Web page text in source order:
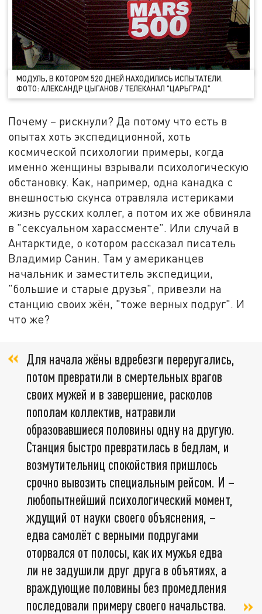
МОДУЛЬ, В КОТОРОМ 520 ДНЕЙ НАХОДИЛИСЬ ИСПЫТАТЕЛИ.
ФОТО: АЛЕКСАНДР ЦЫГАНОВ / ТЕЛЕКАНАЛ "ЦАРЬГРАД"
Почему – рискнули? Да потому что есть в
опытах хоть экспедиционной, хоть
космической психологии примеры, когда
именно женщины взрывали психологическую
обстановку. Как, например, одна канадка с
внешностью скунса отравляла истериками
жизнь русских коллег, а потом их же обвиняла
в "сексуальном харассменте". Или случай в
Антарктиде, о котором рассказал писатель
Владимир Санин. Там у американцев
начальник и заместитель экспедиции,
"большие и старые друзья", привезли на
станцию своих жён, "тоже верных подруг". И
что же?
Для начала жёны вдребезги переругались,
потом превратили в смертельных врагов
своих мужей и в завершение, расколов
пополам коллектив, натравили
образовавшиеся половины одну на другую.
Станция быстро превратилась в бедлам, и
возмутительниц спокойствия пришлось
срочно вывозить специальным рейсом. И –
любопытнейший психологический момент,
ждущий от науки своего объяснения, –
едва самолёт с верными подругами
оторвался от полосы, как их мужья едва
ли не задушили друг друга в объятиях, а
враждующие половины без промедления
последовали примеру своего начальства.